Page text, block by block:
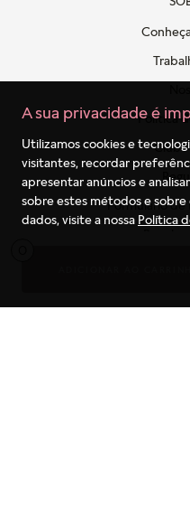
A sua privacidade é
Utilizamos cookies e
visitantes, recordar
apresentar anúncios e
sobre estes métodos e sobre
dados, visite a nossa Política